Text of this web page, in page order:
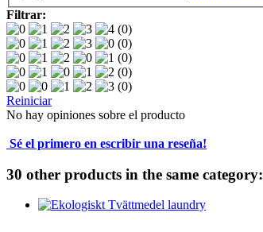
Filtrar:
(0)
(0)
(0)
(0)
(0)
Reiniciar
No hay opiniones sobre el producto
Sé el primero en escribir una reseña!
30 other products in the same category: